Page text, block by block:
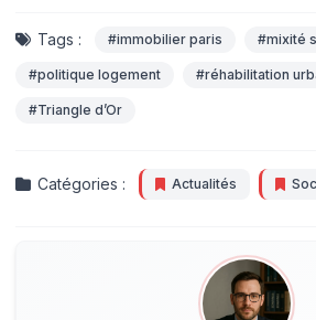
Tags : #immobilier paris #mixité
#politique logement #réhabilitation
#Triangle d’Or
Catégories : Actualités